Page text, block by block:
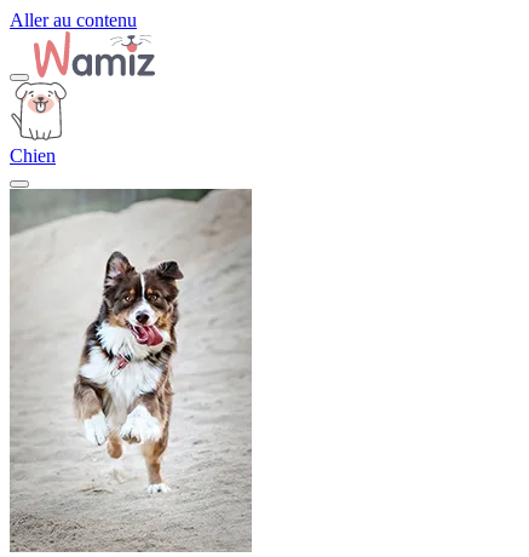
Aller au contenu
Chien